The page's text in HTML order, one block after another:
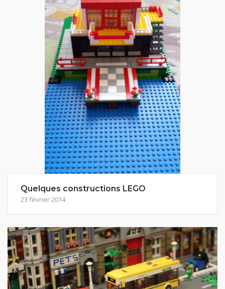
Quelques constructions LEGO
23 février 2014